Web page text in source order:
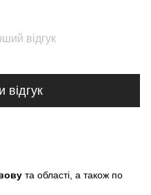
відгук
відгук
та області, а також по